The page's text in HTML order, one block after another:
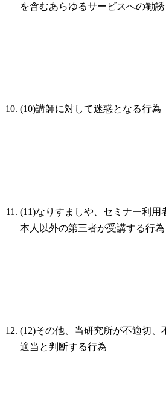
を含むあらゆるサービスへの勧誘
(10)講師に対して迷惑となる行為
(11)なりすましや、セミナー利用
本人以外の第三者が受講する行為
(12)その他、当研究所が不適切、
適当と判断する行為